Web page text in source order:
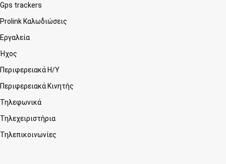
Gps trackers
Prolink Καλωδιώσεις
Εργαλεία
Ήχος
Περιφερειακά Η/Υ
Περιφερειακά Κινητής
Τηλεφωνικά
Τηλεχειριστήρια
Τηλεπικοινωνίες